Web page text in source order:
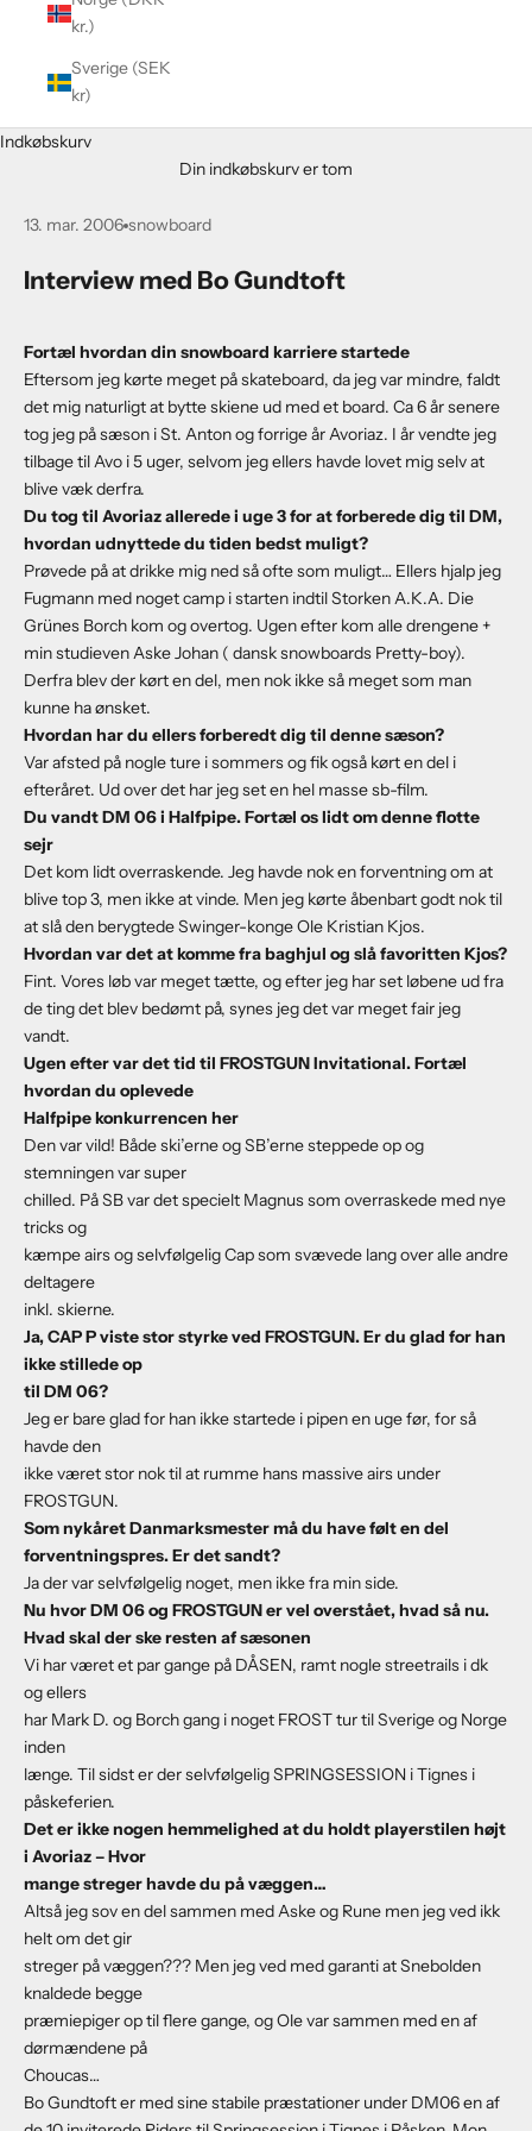
kr.)
Sverige (SEK
kr)
Indkøbskurv
Din indkøbskurv er tom
13. mar. 2006 snowboard
Interview med Bo Gundtoft
Fortæl hvordan din snowboard karriere startede
Eftersom jeg kørte meget på skateboard, da jeg var mindre, faldt
det mig naturligt at bytte skiene ud med et board. Ca 6 år senere
tog jeg på sæson i St. Anton og forrige år Avoriaz. I år vendte jeg
tilbage til Avo i 5 uger, selvom jeg ellers havde lovet mig selv at
blive væk derfra.
Du tog til Avoriaz allerede i uge 3 for at forberede dig til DM,
hvordan udnyttede du tiden bedst muligt?
Prøvede på at drikke mig ned så ofte som muligt… Ellers hjalp jeg
Fugmann med noget camp i starten indtil Storken A.K.A. Die
Grünes Borch kom og overtog. Ugen efter kom alle drengene +
min studieven Aske Johan ( dansk snowboards Pretty-boy).
Derfra blev der kørt en del, men nok ikke så meget som man
kunne ha ønsket.
Hvordan har du ellers forberedt dig til denne sæson?
Var afsted på nogle ture i sommers og fik også kørt en del i
efteråret. Ud over det har jeg set en hel masse sb-film.
Du vandt DM 06 i Halfpipe. Fortæl os lidt om denne flotte
sejr
Det kom lidt overraskende. Jeg havde nok en forventning om at
blive top 3, men ikke at vinde. Men jeg kørte åbenbart godt nok til
at slå den berygtede Swinger-konge Ole Kristian Kjos.
Hvordan var det at komme fra baghjul og slå favoritten Kjos?
Fint. Vores løb var meget tætte, og efter jeg har set løbene ud fra
de ting det blev bedømt på, synes jeg det var meget fair jeg
vandt.
Ugen efter var det tid til FROSTGUN Invitational. Fortæl
hvordan du oplevede
Halfpipe konkurrencen her
Den var vild! Både ski’erne og SB’erne steppede op og
stemningen var super
chilled. På SB var det specielt Magnus som overraskede med nye
tricks og
kæmpe airs og selvfølgelig Cap som svævede lang over alle andre
deltagere
inkl. skierne.
Ja, CAP P viste stor styrke ved FROSTGUN. Er du glad for han
ikke stillede op
til DM 06?
Jeg er bare glad for han ikke startede i pipen en uge før, for så
havde den
ikke været stor nok til at rumme hans massive airs under
FROSTGUN.
Som nykåret Danmarksmester må du have følt en del
forventningspres. Er det sandt?
Ja der var selvfølgelig noget, men ikke fra min side.
Nu hvor DM 06 og FROSTGUN er vel overstået, hvad så nu.
Hvad skal der ske resten af sæsonen
Vi har været et par gange på DÅSEN, ramt nogle streetrails i dk
og ellers
har Mark D. og Borch gang i noget FROST tur til Sverige og Norge
inden
længe. Til sidst er der selvfølgelig SPRINGSESSION i Tignes i
påskeferien.
Det er ikke nogen hemmelighed at du holdt playerstilen højt
i Avoriaz – Hvor
mange streger havde du på væggen…
Altså jeg sov en del sammen med Aske og Rune men jeg ved ikk
helt om det gir
streger på væggen??? Men jeg ved med garanti at Snebolden
knaldede begge
præmiepiger op til flere gange, og Ole var sammen med en af
dørmændene på
Choucas…
Bo Gundtoft er med sine stabile præstationer under DM06 en af